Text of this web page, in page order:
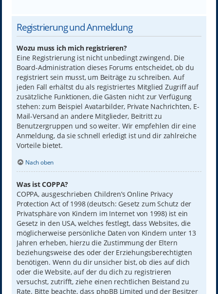
Registrierung und Anmeldung
Wozu muss ich mich registrieren?
Eine Registrierung ist nicht unbedingt zwingend. Die
Board-Administration dieses Forums entscheidet, ob du
registriert sein musst, um Beiträge zu schreiben. Auf
jeden Fall erhältst du als registriertes Mitglied Zugriff auf
zusätzliche Funktionen, die Gästen nicht zur Verfügung
stehen: zum Beispiel Avatarbilder, Private Nachrichten, E-
Mail-Versand an andere Mitglieder, Beitritt zu
Benutzergruppen und so weiter. Wir empfehlen dir eine
Anmeldung, da sie schnell erledigt ist und dir zahlreiche
Vorteile bietet.
Nach oben
Was ist COPPA?
COPPA, ausgeschrieben Children’s Online Privacy
Protection Act of 1998 (deutsch: Gesetz zum Schutz der
Privatsphäre von Kindern im Internet von 1998) ist ein
Gesetz in den USA, welches festlegt, dass Websites, die
möglicherweise persönliche Daten von Kindern unter 13
Jahren erheben, hierzu die Zustimmung der Eltern
beziehungsweise des oder der Erziehungsberechtigten
benötigen. Wenn du dir unsicher bist, ob dies auf dich
oder die Website, auf der du dich zu registrieren
versuchst, zutrifft, ziehe einen rechtlichen Beistand zu
Rate. Bitte beachte, dass phpBB Limited und der Besitzer